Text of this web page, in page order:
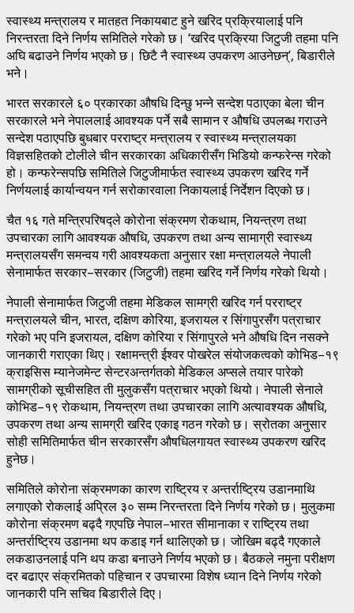
स्वास्थ्य मन्त्रालय र मातहत निकायबाट हुने खरिद प्रक्रियालाई पनि
निरन्तरता दिने निर्णय समितिले गरेको छ। ‘खरिद प्रक्रिया जिटुजी तहमा पनि
अघि बढाउने निर्णय भएको छ। छिटै नै स्वास्थ्य उपकरण आउनेछन्’, बिडारीले
भने।
भारत सरकारले ६० प्रकारका औषधि दिन्छु भन्ने सन्देश पठाएका बेला चीन
सरकारले भने नेपाललाई आवश्यक पर्ने सबै सामान र औषधि उपलब्ध गराउने
सन्देश पठाएपछि बुधबार परराष्ट्र मन्त्रालय र स्वास्थ्य मन्त्रालयका
विज्ञसहितको टोलीले चीन सरकारका अधिकारीसँग भिडियो कन्फरेन्स गरेको
हो। कन्फरेन्सपछि समितिले जिटुजीमार्फत स्वास्थ्य उपकरण खरिद गर्ने
निर्णयलाई कार्यान्वयन गर्न सरोकारवाला निकायलाई निर्देशन दिएको छ।
चैत १६ गते मन्त्रिपरिषद्ले कोरोना संक्रमण रोकथाम, नियन्त्रण तथा
उपचारका लागि आवश्यक औषधि, उपकरण तथा अन्य सामाग्री स्वास्थ्य
मन्त्रालयसँग समन्वय गरी आवश्यकता अनुसार रक्षा मन्त्रालयले नेपाली
सेनामार्फत सरकार–सरकार (जिटुजी) तहमा खरिद गर्ने निर्णय गरेको थियो।
नेपाली सेनामार्फत जिटुजी तहमा मेडिकल सामग्री खरिद गर्न परराष्ट्र
मन्त्रालयले चीन, भारत, दक्षिण कोरिया, इजरायल र सिंगापुरसँग पत्राचार
गरेको भए पनि इजरायल, दक्षिण कोरिया र सिंगापुरले भने औषधि दिन नसक्ने
जानकारी गराएका थिए। रक्षामन्त्री ईश्वर पोखरेल संयोजकत्वको कोभिड–१९
क्राइसिस म्यानेजमेन्ट सेन्टरअन्तर्गतको मेडिकल अप्सले तयार पारेको
सामग्रीको सूचीसहित ती मुलुकसँग पत्राचार भएको थियो। नेपाली सेनाले
कोभिड–१९ रोकथाम, नियन्त्रण तथा उपचारका लागि अत्यावश्यक औषधि,
उपकरण तथा अन्य सामग्री खरिद एकाइ गठन गरेको छ। स्रोतका अनुसार
सोही समितिमार्फत चीन सरकारसँग औषधिलगायत स्वास्थ्य उपकरण खरिद
हुनेछ।
समितिले कोरोना संक्रमणका कारण राष्ट्रिय र अन्तर्राष्ट्रिय उडानमाथि
लगाएको रोकलाई अप्रिल ३० सम्म निरन्तरता दिने निर्णय गरेको छ। मुलुकमा
कोरोना संक्रमण बढ्दै गएपछि नेपाल–भारत सीमानाका र राष्ट्रिय तथा
अन्तर्राष्ट्रिय उडानमा थप कडाइ गर्न थालिएको छ। जोखिम बढ्दै गएकाले
लकडाउनलाई पनि थप कडा बनाउने निर्णय भएको छ। बैठकले नमुना परीक्षण
दर बढाएर संक्रमितको पहिचान र उपचारमा विशेष ध्यान दिने निर्णय गरेको
जानकारी पनि सचिव बिडारीले दिए।